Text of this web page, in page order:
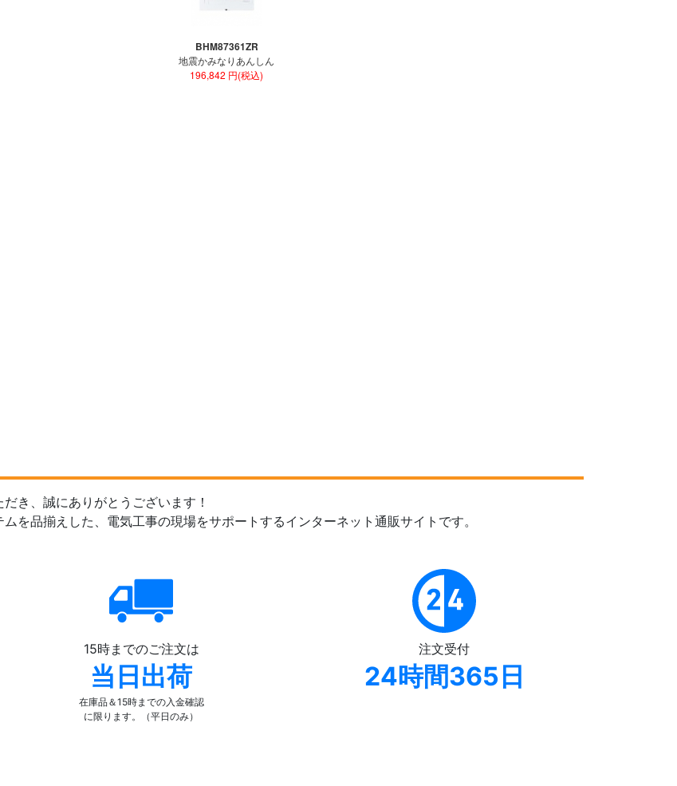
BHM87361ZR
地震かみなりあんしん
196,842 円(税込)
き、誠にありがとうございます！
を品揃えした、電気工事の現場をサポートするインターネット通販サイトです。
15時までのご注文は
当日出荷
在庫品＆15時までの入金確認
に限ります。（平日のみ）
注文受付
24時間365日